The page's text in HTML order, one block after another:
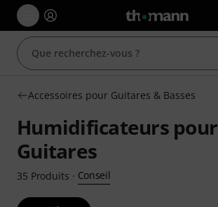
Accessoires pour Guitares & Basses
Humidificateurs pour
Guitares
35 Produits · Conseil